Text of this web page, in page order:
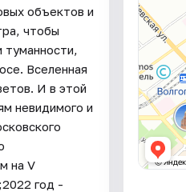
объектов и
чтобы
туманности,
Вселенная
И в этой
невидимого и
на V
год -